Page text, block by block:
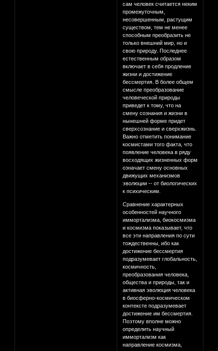
сам человек считается неким
промежуточным,
несовершенным, растущим
существом, тем не менее
способным преобразить не
только внешний мир, но и
свою природу. Последнее
естественным образом
включает в себя продление
жизни и достижение
бессмертия. В более общем
смысле преобразование
человеческой природы
приведет к тому, что на
смену сознания и жизни в
нынешней форме придет
сверхсознание и сверхжизнь.
Важно отметить понимание
космистами того факта, что
появление человека в ряду
восходящих жизненных форм
означает смену основных
движущих механизмов
эволюции -- от биологических
к психическим.
Сравнение характерных
особенностей научного
иммортализма, биокосмизма
и космизма показывает, что
все эти направления по сути
тождественны, ибо как
достижение бессмертия
подразумевает глобальность,
космичность,
преобразования человека,
общества и природы, так и
активная эволюция человека
в биосферно-космическом
контексте подразумевает
достижение им бессмертия.
Поэтому вполне можно
определить научный
иммортализм как
направление космизма,